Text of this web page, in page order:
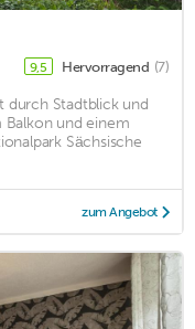
9,5 Hervorragend (7)
durch Stadtblick und
und einem
Sächsische
zum Angebot